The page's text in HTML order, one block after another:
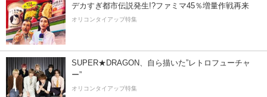
デカすぎ都市伝説発生!?ファミマ45％増量作戦再来
オリコンタイアップ特集
SUPER★DRAGON、自ら描いた”レトロフューチャ
ー”
オリコンタイアップ特集